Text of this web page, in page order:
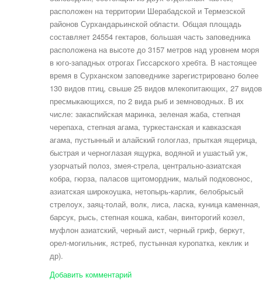
расположен на территории Шерабадской и Термезской
районов Сурхандарьинской области. Общая площадь
составляет 24554 гектаров, большая часть заповедника
расположена на высоте до 3157 метров над уровнем моря
в юго-западных отрогах Гиссарского хребта. В настоящее
время в Сурханском заповеднике зарегистрировано более
130 видов птиц, свыше 25 видов млекопитающих, 27 видов
пресмыкающихся, по 2 вида рыб и земноводных. В их
числе: закаспийская маринка, зеленая жаба, степная
черепаха, степная агама, туркестанская и кавказская
агама, пустынный и алайский гологлаз, прыткая ящерица,
быстрая и черноглазая ящурка, водяной и ушастый уж,
узорчатый полоз, змея-стрела, центрально-азиатская
кобра, гюрза, паласов щитомордник, малый подковонос,
азиатская широкоушка, нетопырь-карлик, белобрысый
стрелоух, заяц-толай, волк, лиса, ласка, куница каменная,
барсук, рысь, степная кошка, кабан, винторогий козел,
муфлон азиатский, черный аист, черный гриф, беркут,
орел-могильник, ястреб, пустынная куропатка, кеклик и
др).
Добавить комментарий